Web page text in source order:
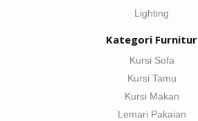
Lighting
Kategori Furnitur
Kursi Sofa
Kursi Tamu
Kursi Makan
Lemari Pakaian